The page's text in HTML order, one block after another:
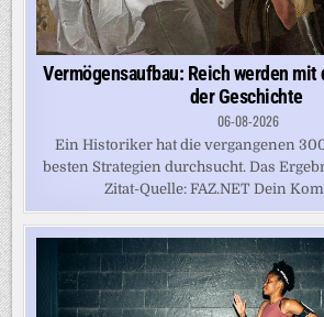
Vermögensaufbau: Reich werden mit
der Geschichte
06-08-2026
Ein Historiker hat die vergangenen
besten Strategien durchsucht. Das
Zitat-Quelle: FAZ.NET Dein